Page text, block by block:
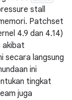
stall
Patchset
4.9 dan 4.14)
akibat
secara langsung
ini
tingkat
juga